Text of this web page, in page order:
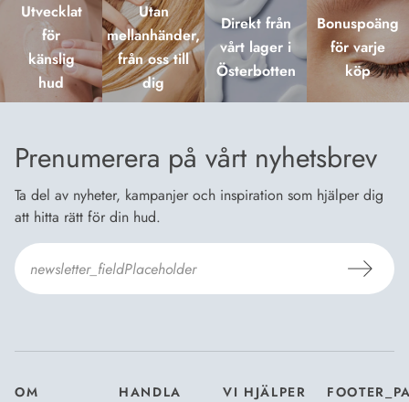
Utvecklat
för
känslig
hud
Utan
mellanhänder,
från oss till
dig
Direkt från
vårt lager i
Österbotten
Bonuspoäng
för varje
köp
Prenumerera på vårt nyhetsbrev
Ta del av nyheter, kampanjer och inspiration som hjälper dig
att hitta rätt för din hud.
OM
HANDLA
VI HJÄLPER